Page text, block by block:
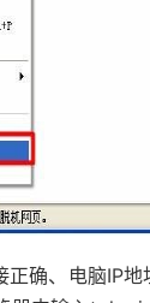
正确、电脑IP